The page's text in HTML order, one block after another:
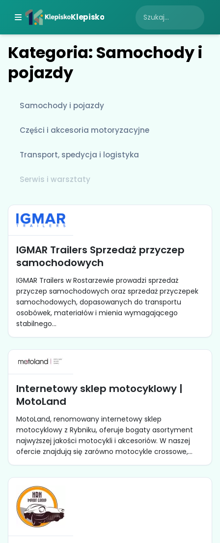
Klepisko
Kategoria: Samochody i
pojazdy
Samochody i pojazdy
Części i akcesoria motoryzacyjne
Transport, spedycja i logistyka
Serwis i warsztaty
IGMAR Trailers Sprzedaż przyczep
samochodowych
IGMAR Trailers w Rostarzewie prowadzi sprzedaż
przyczep samochodowych oraz sprzedaż przyczepek
samochodowych, dopasowanych do transportu
osobówek, materiałów i mienia wymagającego
stabilnego...
Internetowy sklep motocyklowy |
MotoLand
MotoLand, renomowany internetowy sklep
motocyklowy z Rybniku, oferuje bogaty asortyment
najwyższej jakości motocykli i akcesoriów. W naszej
ofercie znajdują się zarówno motocykle crossowe,...